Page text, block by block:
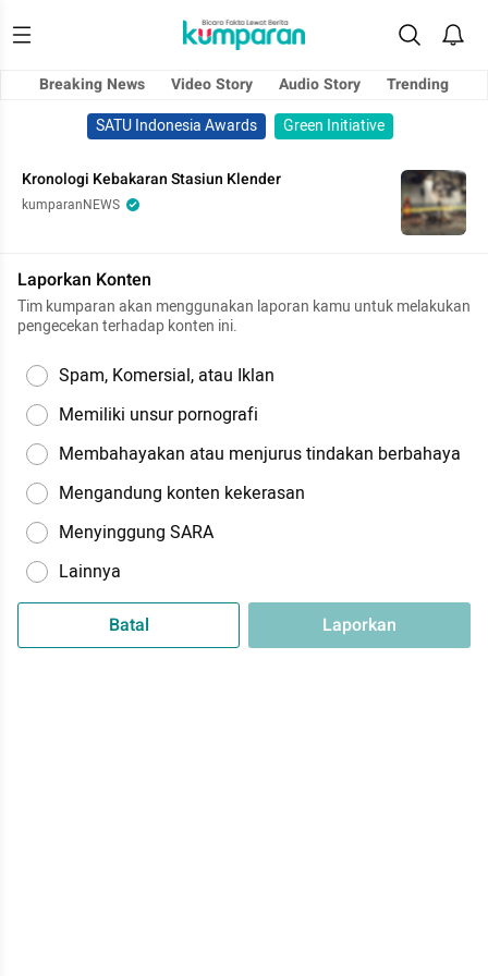
Breaking News Video Story Audio Story
Trending
SATU Indonesia Awards
Green Initiative
Kronologi Kebakaran Stasiun Klender
kumparanNEWS
Laporkan Konten
Tim kumparan akan menggunakan laporan kamu untuk melakukan
pengecekan terhadap konten ini.
Spam, Komersial, atau Iklan
Memiliki unsur pornografi
Membahayakan atau menjurus tindakan berbahaya
Mengandung konten kekerasan
Menyinggung SARA
Lainnya
Batal Laporkan